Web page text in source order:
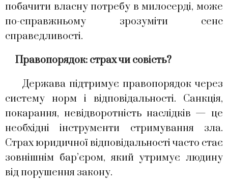
побачити власну потребу в милосерді, може
по-справжньому зрозуміти сенс
справедливості.
Правопорядок: страх чи совість?
Держава підтримує правопорядок через
систему норм і відповідальності. Санкція,
покарання, невідворотність наслідків — це
необхідні інструменти стримування зла.
Страх юридичної відповідальності часто стає
зовнішнім бар’єром, який утримує людину
від порушення закону.